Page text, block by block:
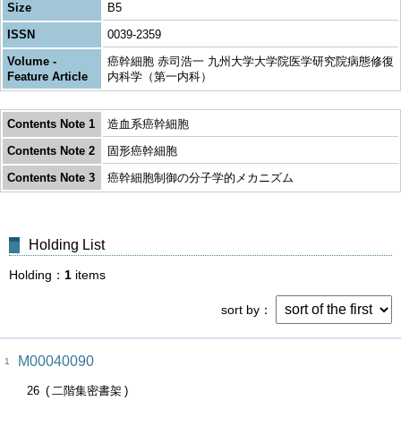
Size
B5
ISSN
0039-2359
Volume -
Feature Article
癌幹細胞 赤司浩一 九州大学大学院医学研究院病態修復
内科学（第一内科）
Contents Note 1
造血系癌幹細胞
Contents Note 2
固形癌幹細胞
Contents Note 3
癌幹細胞制御の分子学的メカニズム
Holding List
Holding 1 items
sort by
1 M00040090
26 二階集密書架